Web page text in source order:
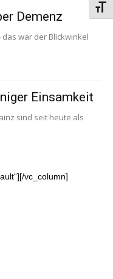
Demenz
war der Blickwinkel
Einsamkeit
sind seit heute als
vc_column]